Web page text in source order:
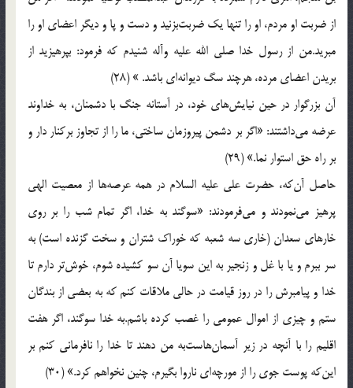
از ضربت او مردم، او را تنها یك ضربت‌بزنید و دست و پا و دیگر اعضای او را
مبرید.من از رسول خدا صلی الله علیه وآله شنیدم كه فرمود: بپرهیزید از
بریدن اعضای مرده، هرچند سگ دیوانه‌ای باشد. » (28)
آن بزرگوار در حین نیایش‌های خود، در آستانه جنگ با دشمنان، به خداوند
عرضه می‌داشتند: «اگر بر دشمن پیروزمان ساختی، ما را از تجاوز بركنار دار و
بر راه حق استوار نما.» (29)
حاصل آن‌كه، حضرت علی علیه السلام در همه عرصه‌ها از معصیت الهی
پرهیز می‌نمودند و می‌فرمودند: «سوگند به خدا، اگر تمام شب را بر روی
خارهای سعدان (خاری سه شعبه كه خوراك شتران و سخت گزنده است) به
سر ببرم و یا با غل و زنجیر به این سویا آن سو كشیده شوم، خوش‌تر دارم تا
خدا و پیامبرش را در روز قیامت در حالی ملاقات كنم كه به بعضی از بندگان
ستم و چیزی از اموال عمومی را غصب كرده باشم.به خدا سوگند، اگر هفت
اقلیم را با آنچه در زیر آسمان‌هاست‌به من دهند تا خدا را نافرمانی كنم بر
این‌كه پوست جوی را از مورچه‌ای ناروا بگیرم، چنین نخواهم كرد.» (30)